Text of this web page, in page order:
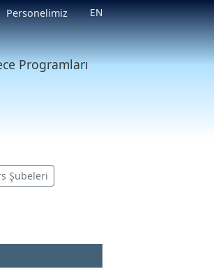
Personelimiz EN
Programları
Şubeleri